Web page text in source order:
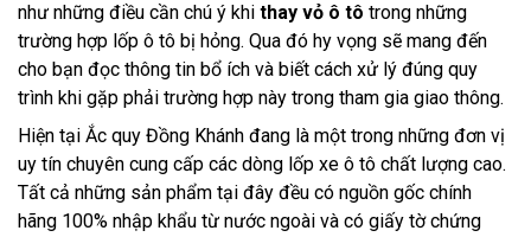
như những điều cần chú ý khi thay vỏ ô tô trong những
trường hợp lốp ô tô bị hỏng. Qua đó hy vọng sẽ mang đến
cho bạn đọc thông tin bổ ích và biết cách xử lý đúng quy
trình khi gặp phải trường hợp này trong tham gia giao thông.
Hiện tại Ắc quy Đồng Khánh đang là một trong những đơn vị
uy tín chuyên cung cấp các dòng lốp xe ô tô chất lượng cao.
Tất cả những sản phẩm tại đây đều có nguồn gốc chính
hãng 100% nhập khẩu từ nước ngoài và có giấy tờ chứng